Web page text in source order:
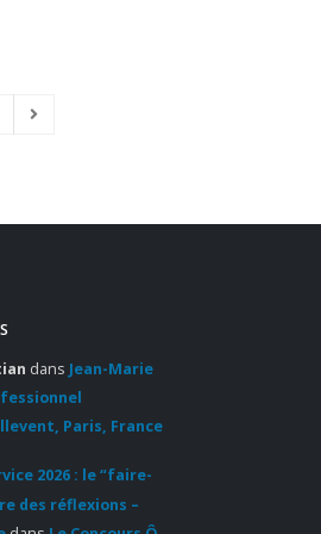
dans Jean-Marie
Paris, France
2026 : le “faire-
des réflexions –